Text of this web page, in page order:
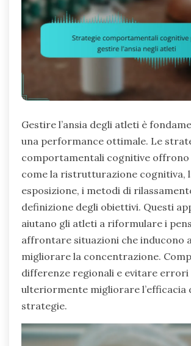
Gestire l’ansia degli atleti è
una performance ottimale. Le
comportamentali cognitive offrono
come la ristrutturazione cognitiva,
esposizione, i metodi di
definizione degli obiettivi. Questi
aiutano gli atleti a riformulare i
affrontare situazioni che inducono
migliorare la concentrazione.
differenze regionali e evitare errori
ulteriormente migliorare l’efficacia
strategie.